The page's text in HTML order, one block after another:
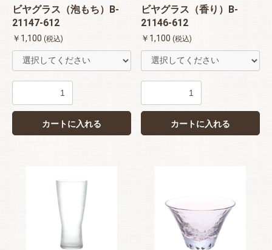
ビヤグラス（泡もち）B-
21147-612
￥1,100 (税込)
カートに入れる
ビヤグラス（香り）B-
21146-612
￥1,100 (税込)
カートに入れる